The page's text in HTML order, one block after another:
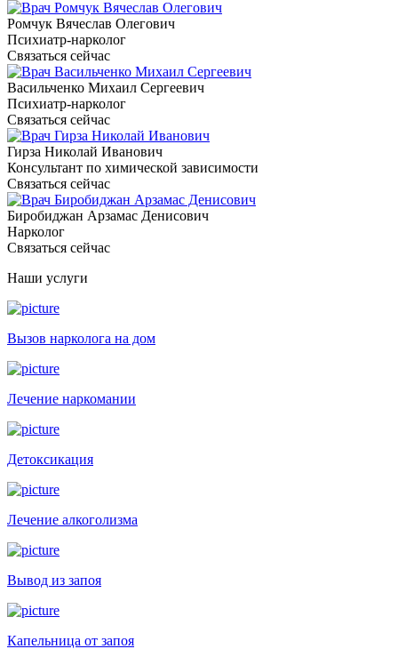
Ромчук Вячеслав Олегович
Психиатр-нарколог
Связаться сейчас
Васильченко Михаил Сергеевич
Психиатр-нарколог
Связаться сейчас
Гирза Николай Иванович
Консультант по химической зависимости
Связаться сейчас
Биробиджан Арзамас Денисович
Нарколог
Связаться сейчас
Наши услуги
Вызов нарколога на дом
Лечение наркомании
Детоксикация
Лечение алкоголизма
Вывод из запоя
Капельница от запоя